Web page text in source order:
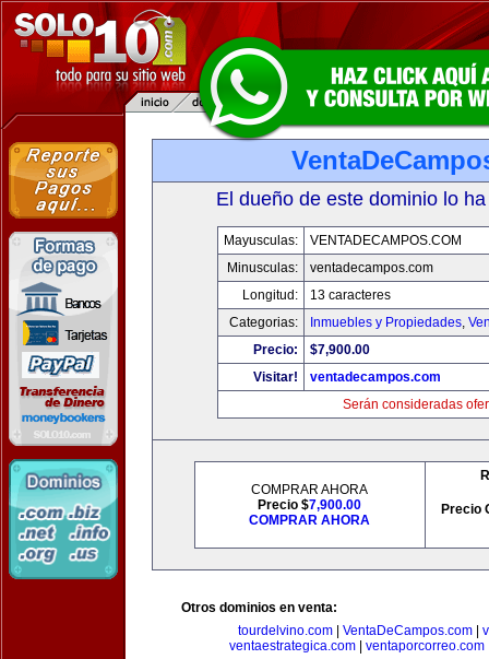
El dueño de este dominio lo
Mayusculas:
VENTADECAMPOS.COM
Minusculas:
ventadecampos.com
Longitud:
13 caracteres
Categorias:
Inmuebles y Propiedades,
Precio:
$7,900.00
Visitar!
ventadecampos.com
Serán consideradas
COMPRAR AHORA
Precio $7,900.00
COMPRAR AHORA
Precio
Otros dominios en venta:
tourdelvino.com| VentaDeCampos.com|
ventaestrategica.com| ventaporcorreo.com